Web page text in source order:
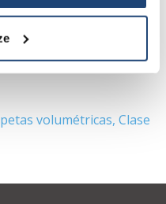
volumétricas, Clase